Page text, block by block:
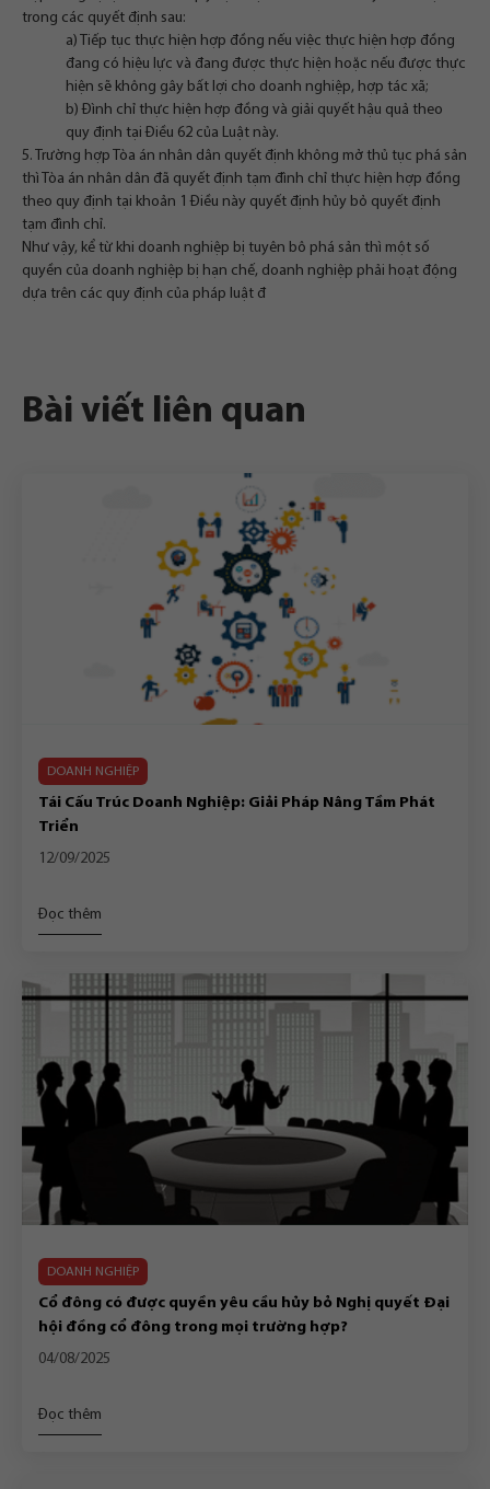
trong các quyết định sau:
a) Tiếp tục thực hiện hợp đồng nếu việc thực hiện hợp đồng
đang có hiệu lực và đang được thực hiện hoặc nếu được thực
hiện sẽ không gây bất lợi cho doanh nghiệp, hợp tác xã;
b) Đình chỉ thực hiện hợp đồng và giải quyết hậu quả theo
quy định tại Điều 62 của Luật này.
5. Trường hợp Tòa án nhân dân quyết định không mở thủ tục phá sản
thì Tòa án nhân dân đã quyết định tạm đình chỉ thực hiện hợp đồng
theo quy định tại khoản 1 Điều này quyết định hủy bỏ quyết định
tạm đình chỉ.
Như vậy, kể từ khi doanh nghiệp bị tuyên bô phá sản thì một số
quyền của doanh nghiệp bị hạn chế, doanh nghiệp phải hoạt động
dựa trên các quy định của pháp luật đ
Bài viết liên quan
DOANH NGHIỆP
Tái Cấu Trúc Doanh Nghiệp: Giải Pháp Nâng Tầm Phát
Triển
12/09/2025
Đọc thêm
DOANH NGHIỆP
Cổ đông có được quyền yêu cầu hủy bỏ Nghị quyết Đại
hội đồng cổ đông trong mọi trường hợp?
04/08/2025
Đọc thêm